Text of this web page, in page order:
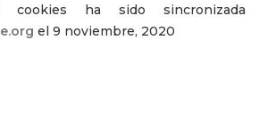
ha sido sincronizada
el 9 noviembre, 2020